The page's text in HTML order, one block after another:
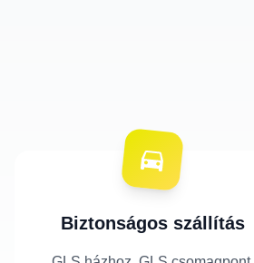
Biztonságos szállítás